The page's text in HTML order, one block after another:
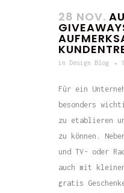
28 NOV.
in Design Blog 1
Für ein
besonders
zu etablieren
zu können.
und TV- oder
auch mit
gratis